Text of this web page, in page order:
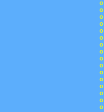
o
o
o
o
o
o
o
o
o
o
o
o
o
o
o
o